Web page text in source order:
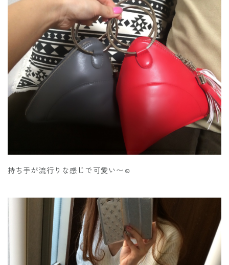
持ち手が流行りな感じで可愛い〜☺️